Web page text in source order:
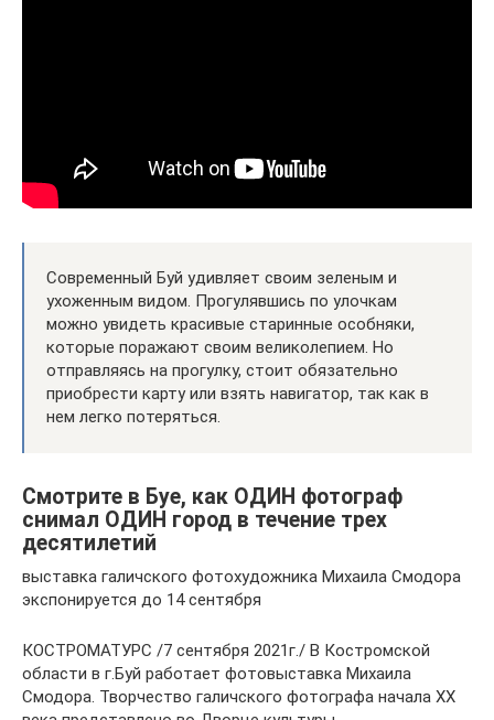
Современный Буй удивляет своим зеленым и
ухоженным видом. Прогулявшись по улочкам
можно увидеть красивые старинные особняки,
которые поражают своим великолепием. Но
отправляясь на прогулку, стоит обязательно
приобрести карту или взять навигатор, так как в
нем легко потеряться.
Смотрите в Буе, как ОДИН фотограф
снимал ОДИН город в течение трех
десятилетий
выставка галичского фотохудожника Михаила Смодора
экспонируется до 14 сентября
КОСТРОМАТУРС /7 сентября 2021г./ В Костромской
области в г.Буй работает фотовыставка Михаила
Смодора. Творчество галичского фотографа начала XX